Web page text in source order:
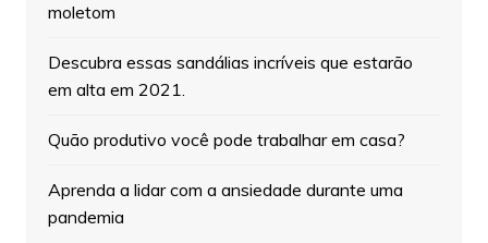
moletom
Descubra essas sandálias incríveis que estarão
em alta em 2021.
Quão produtivo você pode trabalhar em casa?
Aprenda a lidar com a ansiedade durante uma
pandemia